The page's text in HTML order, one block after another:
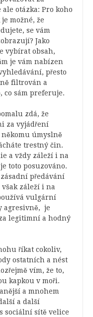
otázka: Pro koho
možné, že
se vám
Jako
vybírat obsah,
je vám nabízen
přesto
filtrován a
co sám preferuje.
zdá, že
za vyjádření
úmyslně
trestný čin.
a vždy záleží i na
toto posuzováno.
předávání
záleží i na
vulgární
agresivně, je
legitimní a hodný
říkat cokoliv,
ostatních a nést
vím, že to,
kapkou v moři.
a mnohem
a další
sociální sítě velice